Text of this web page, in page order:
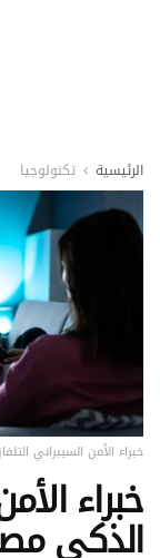
الرئيسية تكنولوجيا
خبراء الأمن السيبراني
خبراء
الذكي